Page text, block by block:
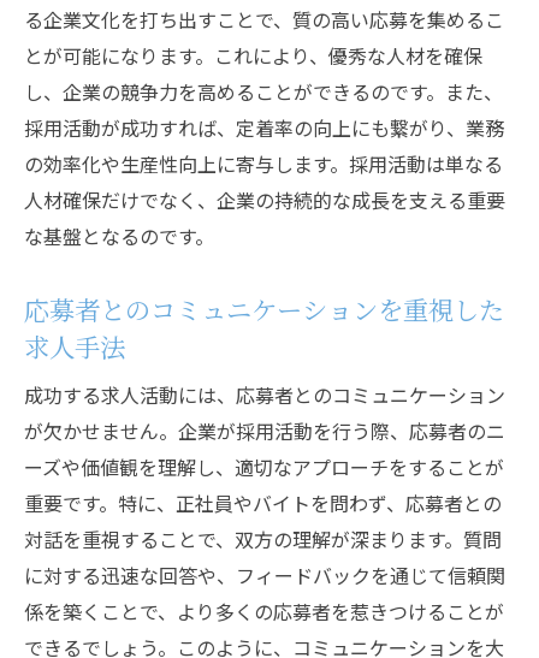
応募者に響く企業文化の表現方法
企業文化が採用活動に与えるプラスの影響
応募者に対する企業文化の透明性を確保す
る
求人情報に企業文化を組み込むメリット
企業と応募者の文化的マッチングの重要性
る企業文化を打ち出すことで、質の高い応募を集めるこ
とが可能になります。これにより、優秀な人材を確保
し、企業の競争力を高めることができるのです。また、
採用活動が成功すれば、定着率の向上にも繋がり、業務
の効率化や生産性向上に寄与します。採用活動は単なる
人材確保だけでなく、企業の持続的な成長を支える重要
な基盤となるのです。
応募者とのコミュニケーションを重視した
求人手法
成功する求人活動には、応募者とのコミュニケーション
が欠かせません。企業が採用活動を行う際、応募者のニ
ーズや価値観を理解し、適切なアプローチをすることが
重要です。特に、正社員やバイトを問わず、応募者との
対話を重視することで、双方の理解が深まります。質問
に対する迅速な回答や、フィードバックを通じて信頼関
係を築くことで、より多くの応募者を惹きつけることが
できるでしょう。このように、コミュニケーションを大